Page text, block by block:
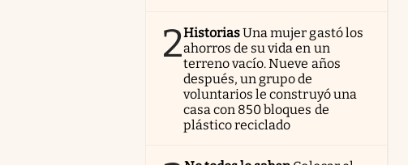
2HistoriasUna mujer gastó los
ahorros de su vida en un
terreno vacío. Nueve años
después, un grupo de
voluntarios le construyó una
casa con 850 bloques de
plástico reciclado